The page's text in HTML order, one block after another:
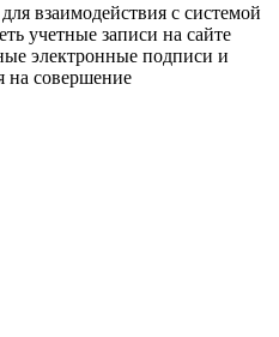
для взаимодействия с системой
учетные записи на сайте
электронные подписи и
на совершение